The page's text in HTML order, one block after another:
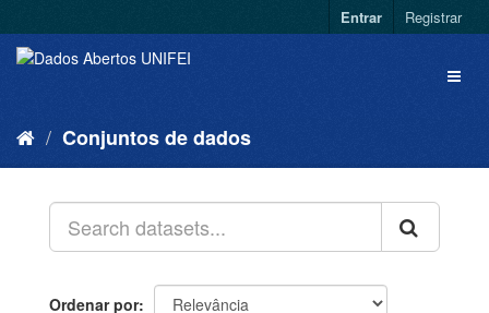
Entrar Registrar
Conjuntos de dados
Ordenar por